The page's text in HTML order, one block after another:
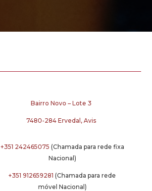
Bairro Novo – Lote 3
7480-284 Ervedal, Avis
+351 242465075 (Chamada para rede fixa
Nacional)
+351 912659281 (Chamada para rede
móvel Nacional)